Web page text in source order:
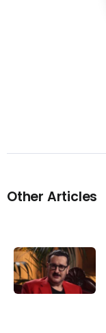
Other Articles